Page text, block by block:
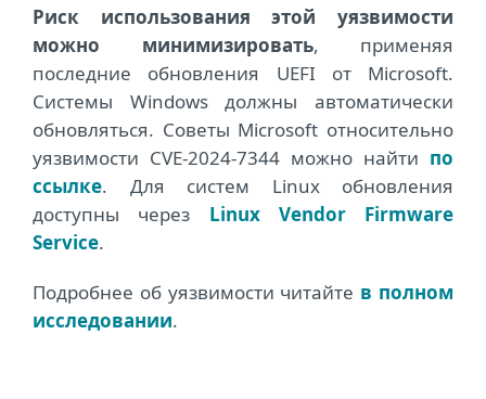
Риск использования этой уязвимости
можно минимизировать, применяя
последние обновления UEFI от Microsoft.
Системы Windows должны автоматически
обновляться. Советы Microsoft относительно
уязвимости CVE-2024-7344 можно найти по
ссылке. Для систем Linux обновления
доступны через Linux Vendor Firmware
Service.
Подробнее об уязвимости читайте в полном
исследовании.